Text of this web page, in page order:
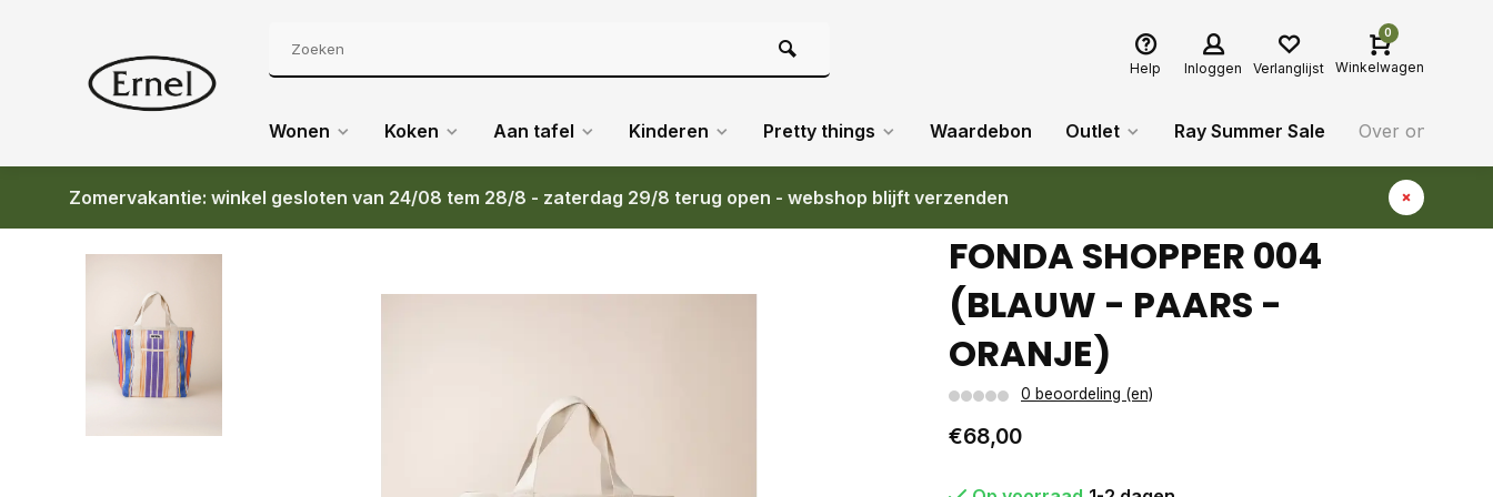
Help Inloggen Verlanglijst
0
Winkelwagen
Wonen Koken Aan tafel Kinderen Pretty things Waardebon Outlet Ray Summer Sale Over ons
Zomervakantie: winkel gesloten van 24/08 tem 28/8 - zaterdag 29/8 terug open - webshop blijft verzenden
Terug FONDA SHOPPER 004 (BLAUW - PAARS - ORANJE)
FONDA SHOPPER 004
(BLAUW - PAARS -
ORANJE)
0 beoordeling (en)
€68,00